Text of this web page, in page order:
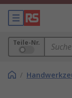
Teile-Nr.
/